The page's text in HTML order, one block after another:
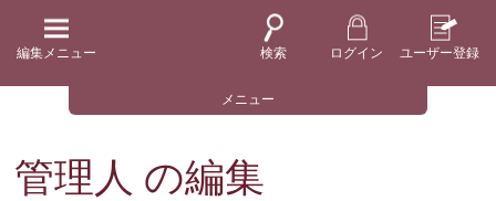
編集メニュー 検索 ログイン ユーザー登録
メニュー
管理人 の編集